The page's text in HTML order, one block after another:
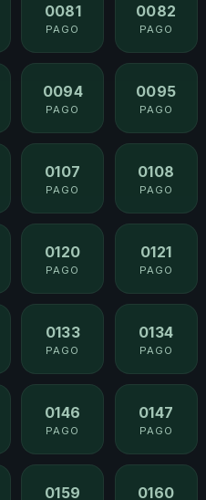
0081
PAGO
0082
PAGO
0094
PAGO
0095
PAGO
0107
PAGO
0108
PAGO
0120
PAGO
0121
PAGO
0133
PAGO
0134
PAGO
0146
PAGO
0147
PAGO
0159 0160